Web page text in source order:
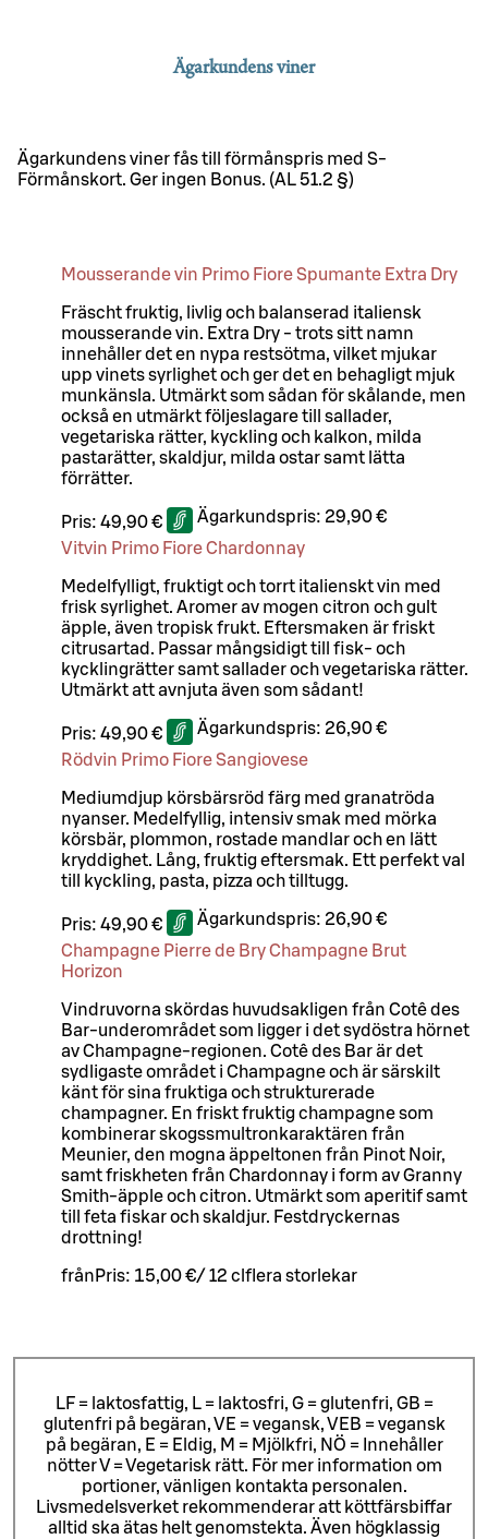
Ägarkundens viner
Ägarkundens viner fås till förmånspris med S-
Förmånskort. Ger ingen Bonus. (AL 51.2 §)
Mousserande vin Primo Fiore Spumante Extra Dry
Fräscht fruktig, livlig och balanserad italiensk
mousserande vin. Extra Dry - trots sitt namn
innehåller det en nypa restsötma, vilket mjukar
upp vinets syrlighet och ger det en behagligt mjuk
munkänsla. Utmärkt som sådan för skålande, men
också en utmärkt följeslagare till sallader,
vegetariska rätter, kyckling och kalkon, milda
pastarätter, skaldjur, milda ostar samt lätta
förrätter.
Pris: 49,90 € Ägarkundspris: 29,90 €
Vitvin Primo Fiore Chardonnay
Medelfylligt, fruktigt och torrt italienskt vin med
frisk syrlighet. Aromer av mogen citron och gult
äpple, även tropisk frukt. Eftersmaken är friskt
citrusartad. Passar mångsidigt till fisk- och
kycklingrätter samt sallader och vegetariska rätter.
Utmärkt att avnjuta även som sådant!
Pris: 49,90 € Ägarkundspris: 26,90 €
Rödvin Primo Fiore Sangiovese
Mediumdjup körsbärsröd färg med granatröda
nyanser. Medelfyllig, intensiv smak med mörka
körsbär, plommon, rostade mandlar och en lätt
kryddighet. Lång, fruktig eftersmak. Ett perfekt val
till kyckling, pasta, pizza och tilltugg.
Pris: 49,90 € Ägarkundspris: 26,90 €
Champagne Pierre de Bry Champagne Brut
Horizon
Vindruvorna skördas huvudsakligen från Cotê des
Bar-underområdet som ligger i det sydöstra hörnet
av Champagne-regionen. Cotê des Bar är det
sydligaste området i Champagne och är särskilt
känt för sina fruktiga och strukturerade
champagner. En friskt fruktig champagne som
kombinerar skogssmultronkaraktären från
Meunier, den mogna äppeltonen från Pinot Noir,
samt friskheten från Chardonnay i form av Granny
Smith-äpple och citron. Utmärkt som aperitif samt
till feta fiskar och skaldjur. Festdryckernas
drottning!
från Pris: 15,00 €/ 12 cl flera storlekar
LF = laktosfattig, L = laktosfri, G = glutenfri, GB =
glutenfri på begäran, VE = vegansk, VEB = vegansk
på begäran, E = Eldig, M = Mjölkfri, NÖ = Innehåller
nötter V = Vegetarisk rätt. För mer information om
portioner, vänligen kontakta personalen.
Livsmedelsverket rekommenderar att köttfärsbiffar
alltid ska ätas helt genomstekta. Även högklassig